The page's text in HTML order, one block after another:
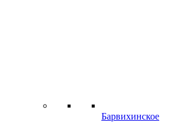
Барвихинское